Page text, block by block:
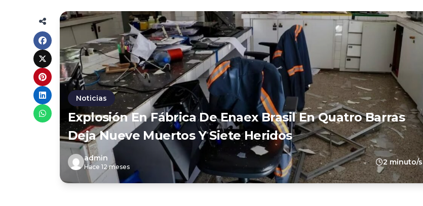
Noticias
Explosión En Fábrica De Enaex Brasil En Quatro Barras
Deja Nueve Muertos Y Siete Heridos
admin
Hace 12 meses
2 minuto/s